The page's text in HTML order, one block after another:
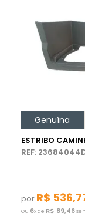
Genuína
ESTRIBO
REF:
por R$ 536,
Ou 6x de R$ 89,46